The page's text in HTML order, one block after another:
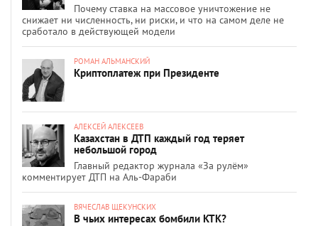
Почему ставка на массовое уничтожение не
снижает ни численность, ни риски, и что на самом деле не
сработало в действующей модели
РОМАН АЛЬМАНСКИЙ
Криптоплатеж при Президенте
АЛЕКСЕЙ АЛЕКСЕЕВ
Казахстан в ДТП каждый год теряет
небольшой город
Главный редактор журнала «За рулём»
комментирует ДТП на Аль-Фараби
ВЯЧЕСЛАВ ЩЕКУНСКИХ
В чьих интересах бомбили КТК?